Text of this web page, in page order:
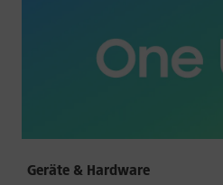
Geräte & Hardware